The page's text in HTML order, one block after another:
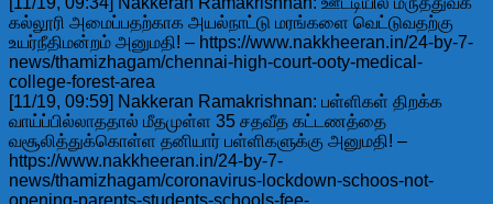
கல்லூரி அமைப்பதற்காக அயல்நாட்டு மரங்களை வெட்டுவதற்கு
உயர்நீதிமன்றம் அனுமதி! – https://www.nakkheeran.in/24-by-7-
news/thamizhagam/chennai-high-court-ooty-medical-
college-forest-area
[11/19, 09:59] Nakkeran Ramakrishnan: பள்ளிகள் திறக்க
வாய்ப்பில்லாததால் மீதமுள்ள 35 சதவீத கட்டணத்தை
வசூலித்துக்கொள்ள தனியார் பள்ளிகளுக்கு அனுமதி! –
https://www.nakkheeran.in/24-by-7-
news/thamizhagam/coronavirus-lockdown-schoos-not-
opening-parents-students-schools-fee-